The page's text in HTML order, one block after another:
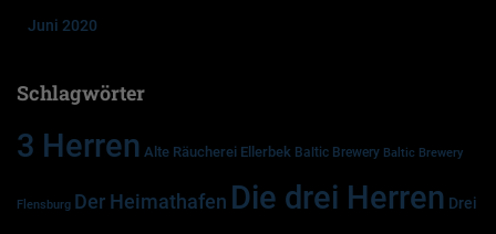
Juni 2020
Schlagwörter
3 Herren Alte Räucherei Ellerbek Baltic Brewery Baltic Brewery
Flensburg Der Heimathafen Die drei Herren Drei